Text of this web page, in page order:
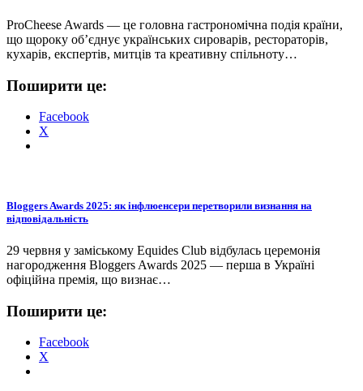
ProCheese Awards — це головна гастрономічна подія країни,
що щороку об’єднує українських сироварів, рестораторів,
кухарів, експертів, митців та креативну спільноту…
Поширити це:
Facebook
X
Bloggers Awards 2025: як інфлюенсери перетворили визнання на
відповідальність
29 червня у заміському Equides Club відбулась церемонія
нагородження Bloggers Awards 2025 — перша в Україні
офіційна премія, що визнає…
Поширити це:
Facebook
X